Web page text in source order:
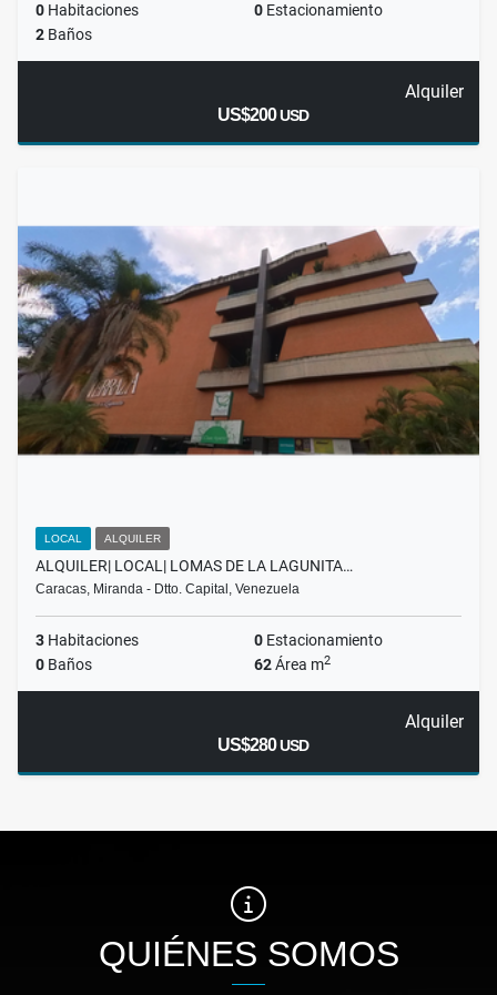
0 Habitaciones 0 Estacionamiento
2 Baños
Alquiler
US$200USD
LOCAL ALQUILER
ALQUILER| LOCAL| LOMAS DE LA LAGUNITA…
Caracas, Miranda - Dtto. Capital, Venezuela
3 Habitaciones 0 Estacionamiento
0 Baños 62Área m2
Alquiler
US$280USD
QUIÉNES SOMOS